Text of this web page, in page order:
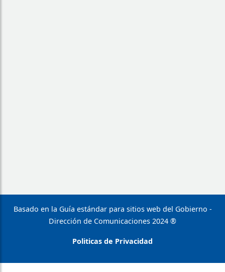
Basado en la Guía estándar para sitios web del Gobierno -
Dirección de Comunicaciones 2024 ®
Politicas de Privacidad